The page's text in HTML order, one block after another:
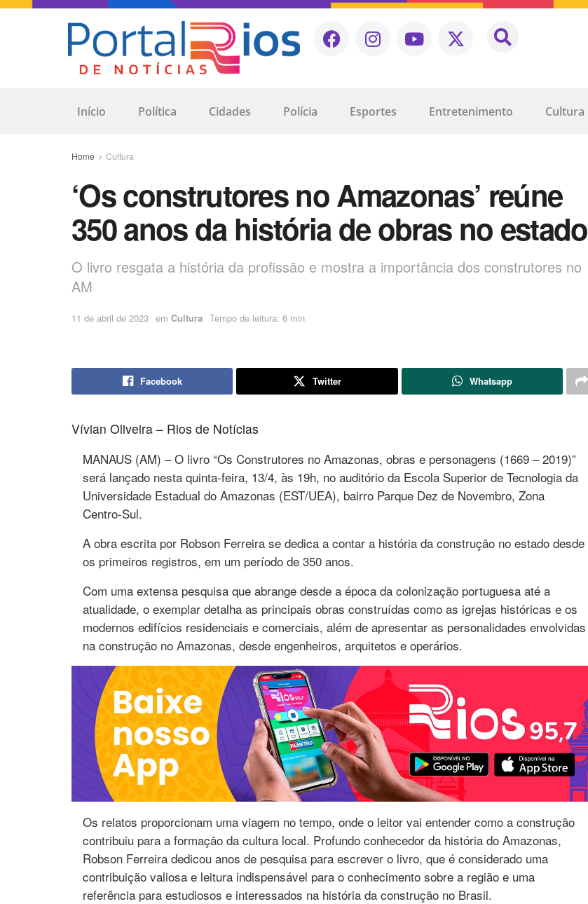
Início Política Cidades Polícia Esportes Entretenimento Cultura
Home Cultura
‘Os construtores no Amazonas’ reúne
350 anos da história de obras no estado
O livro resgata a história da profissão e mostra a importância dos construtores no
AM
11 de abril de 2023 em Cultura Tempo de leitura: 6 min
Facebook Twitter Whatsapp
Vívian Oliveira – Rios de Notícias
MANAUS (AM) – O livro “Os Construtores no Amazonas, obras e personagens (1669 – 2019)”
será lançado nesta quinta-feira, 13/4, às 19h, no auditório da Escola Superior de Tecnologia da
Universidade Estadual do Amazonas (EST/UEA), bairro Parque Dez de Novembro, Zona
Centro-Sul.
A obra escrita por Robson Ferreira se dedica a contar a história da construção no estado desde
os primeiros registros, em um período de 350 anos.
Com uma extensa pesquisa que abrange desde a época da colonização portuguesa até a
atualidade, o exemplar detalha as principais obras construídas como as igrejas históricas e os
modernos edifícios residenciais e comerciais, além de apresentar as personalidades envolvidas
na construção no Amazonas, desde engenheiros, arquitetos e operários.
Os relatos proporcionam uma viagem no tempo, onde o leitor vai entender como a construção
contribuiu para a formação da cultura local. Profundo conhecedor da história do Amazonas,
Robson Ferreira dedicou anos de pesquisa para escrever o livro, que é considerado uma
contribuição valiosa e leitura indispensável para o conhecimento sobre a região e uma
referência para estudiosos e interessados na história da construção no Brasil.